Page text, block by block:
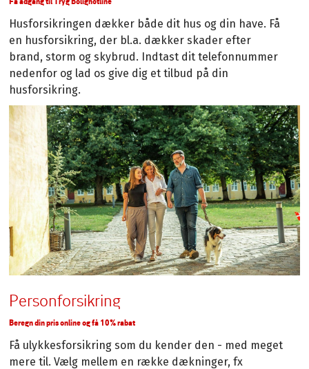
Husforsikringen dækker både dit hus og din have. Få
en husforsikring, der bl.a. dækker skader efter
brand, storm og skybrud. Indtast dit telefonnummer
nedenfor og lad os give dig et tilbud på din
husforsikring.
Personforsikring
Beregn din pris online og få 10% rabat
Få ulykkesforsikring som du kender den - med meget
mere til. Vælg mellem en række dækninger, fx